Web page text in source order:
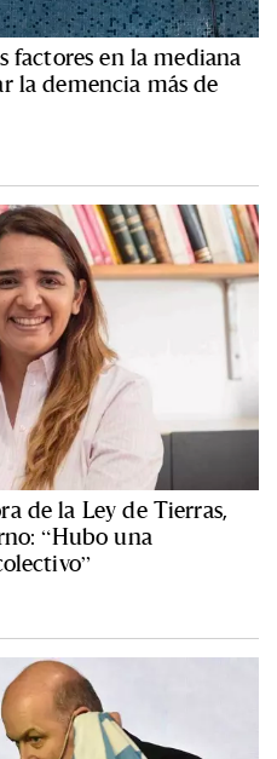
en la mediana
la demencia más de
de la Ley de Tierras,
“Hubo una